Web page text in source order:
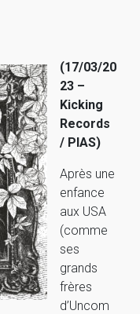
(17/03/20
23 –
Kicking
Records
/ PIAS)
Après une
enfance
aux USA
(comme
ses
grands
frères
d’Uncom